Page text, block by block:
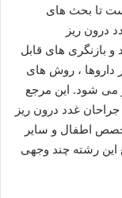
تا بحث های
درون ریز
بازنگری های قابل
داروها ، روش های
می شود. این مرجع
غدد درون ریز
اطفال و سایر
رشته چند وجهی